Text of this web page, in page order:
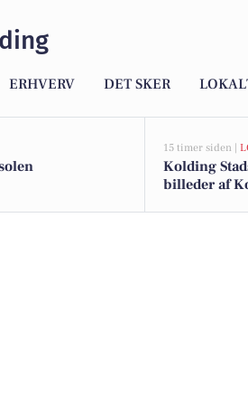
ERHVERV DET SKER
15 timer siden |
Kolding
billeder af